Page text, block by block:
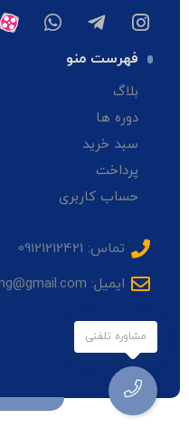
فهرست منو
بلاگ
دوره ها
سبد خرید
پرداخت
حساب کاربری
تماس: 09121212421
ایمیل: sadrhmg@gmail.com
مشاوره تلفنی